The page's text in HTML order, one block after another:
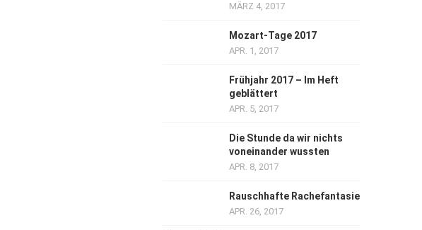
MÄRZ 4, 2017
Mozart-Tage 2017
APR. 1, 2017
Frühjahr 2017 – Im Heft
geblättert
APR. 5, 2017
Die Stunde da wir nichts
voneinander wussten
APR. 8, 2017
Rauschhafte Rachefantasie
APR. 26, 2017